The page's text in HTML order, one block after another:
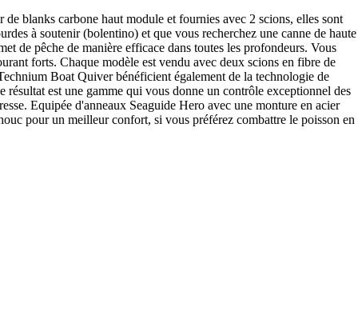
blanks carbone haut module et fournies avec 2 scions, elles sont
à soutenir (bolentino) et que vous recherchez une canne de haute
de pêche de manière efficace dans toutes les profondeurs. Vous
forts. Chaque modèle est vendu avec deux scions en fibre de
Boat Quiver bénéficient également de la technologie de
est une gamme qui vous donne un contrôle exceptionnel des
Equipée d'anneaux Seaguide Hero avec une monture en acier
pour un meilleur confort, si vous préférez combattre le poisson en